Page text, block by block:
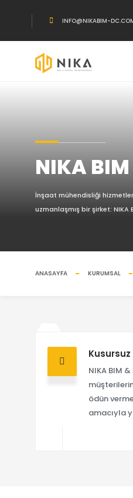
INFO@NIKABIM-
NIKA
İnşaat mühendisliği
uzmanlaşmış bir şirket: NIKA
ANASAYFA KURUMSAL
NIKA BIM
ödün
amacıyla